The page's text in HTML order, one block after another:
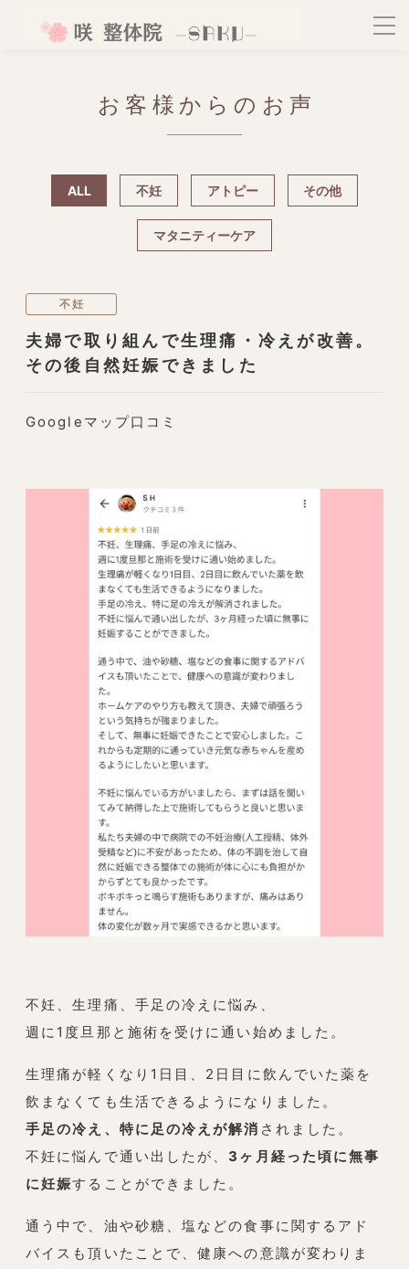
お客様からのお声
ALL 不妊 アトピー その他
マタニティーケア
不妊
夫婦で取り組んで生理痛・冷えが改善。
その後自然妊娠できました
Googleマップ口コミ
不妊、生理痛、手足の冷えに悩み、
週に1度旦那と施術を受けに通い始めました。
生理痛が軽くなり1日目、2日目に飲んでいた薬を
飲まなくても生活できるようになりました。
手足の冷え、特に足の冷えが解消 されました。
不妊に悩んで通い出したが、 3ヶ月経った頃に無事
に妊娠することができました。
通う中で、油や砂糖、塩などの食事に関するアド
バイスも頂いたことで、健康への意識が変わりま